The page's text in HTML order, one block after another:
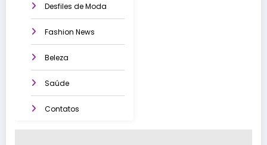
Desfiles de Moda
Fashion News
Beleza
Saúde
Contatos